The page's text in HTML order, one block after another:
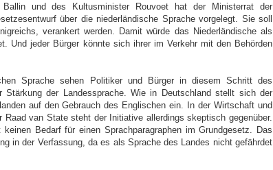
und des Kultusminister Rouvoet hat der Ministerrat der
über die niederländische Sprache vorgelegt. Sie soll
verankert werden. Damit würde das Niederländische als
Und jeder Bürger könnte sich ihrer im Verkehr mit den Behörden
Sprache sehen Politiker und Bürger in diesem Schritt des
Stärkung der Landessprache. Wie in Deutschland stellt sich der
auf den Gebrauch des Englischen ein. In der Wirtschaft und
van State steht der Initiative allerdings skeptisch gegenüber.
Bedarf für einen Sprachparagraphen im Grundgesetz. Das
in der Verfassung, da es als Sprache des Landes nicht gefährdet